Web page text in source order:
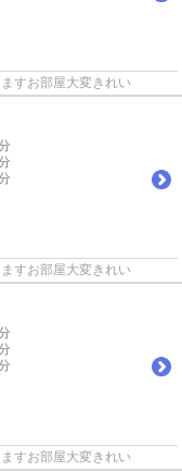
すお部屋大変きれい
すお部屋大変きれい
すお部屋大変きれい